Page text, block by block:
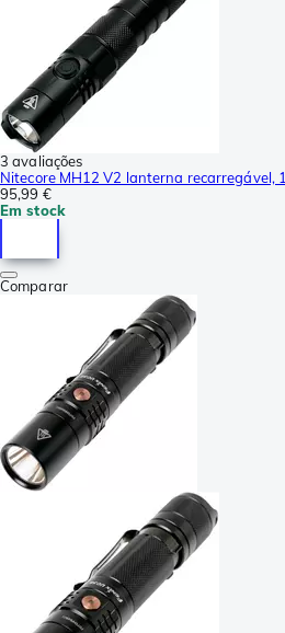
3 avaliações
Nitecore MH12 V2 lanterna recarregável,
95,99 €
Em stock
Comparar